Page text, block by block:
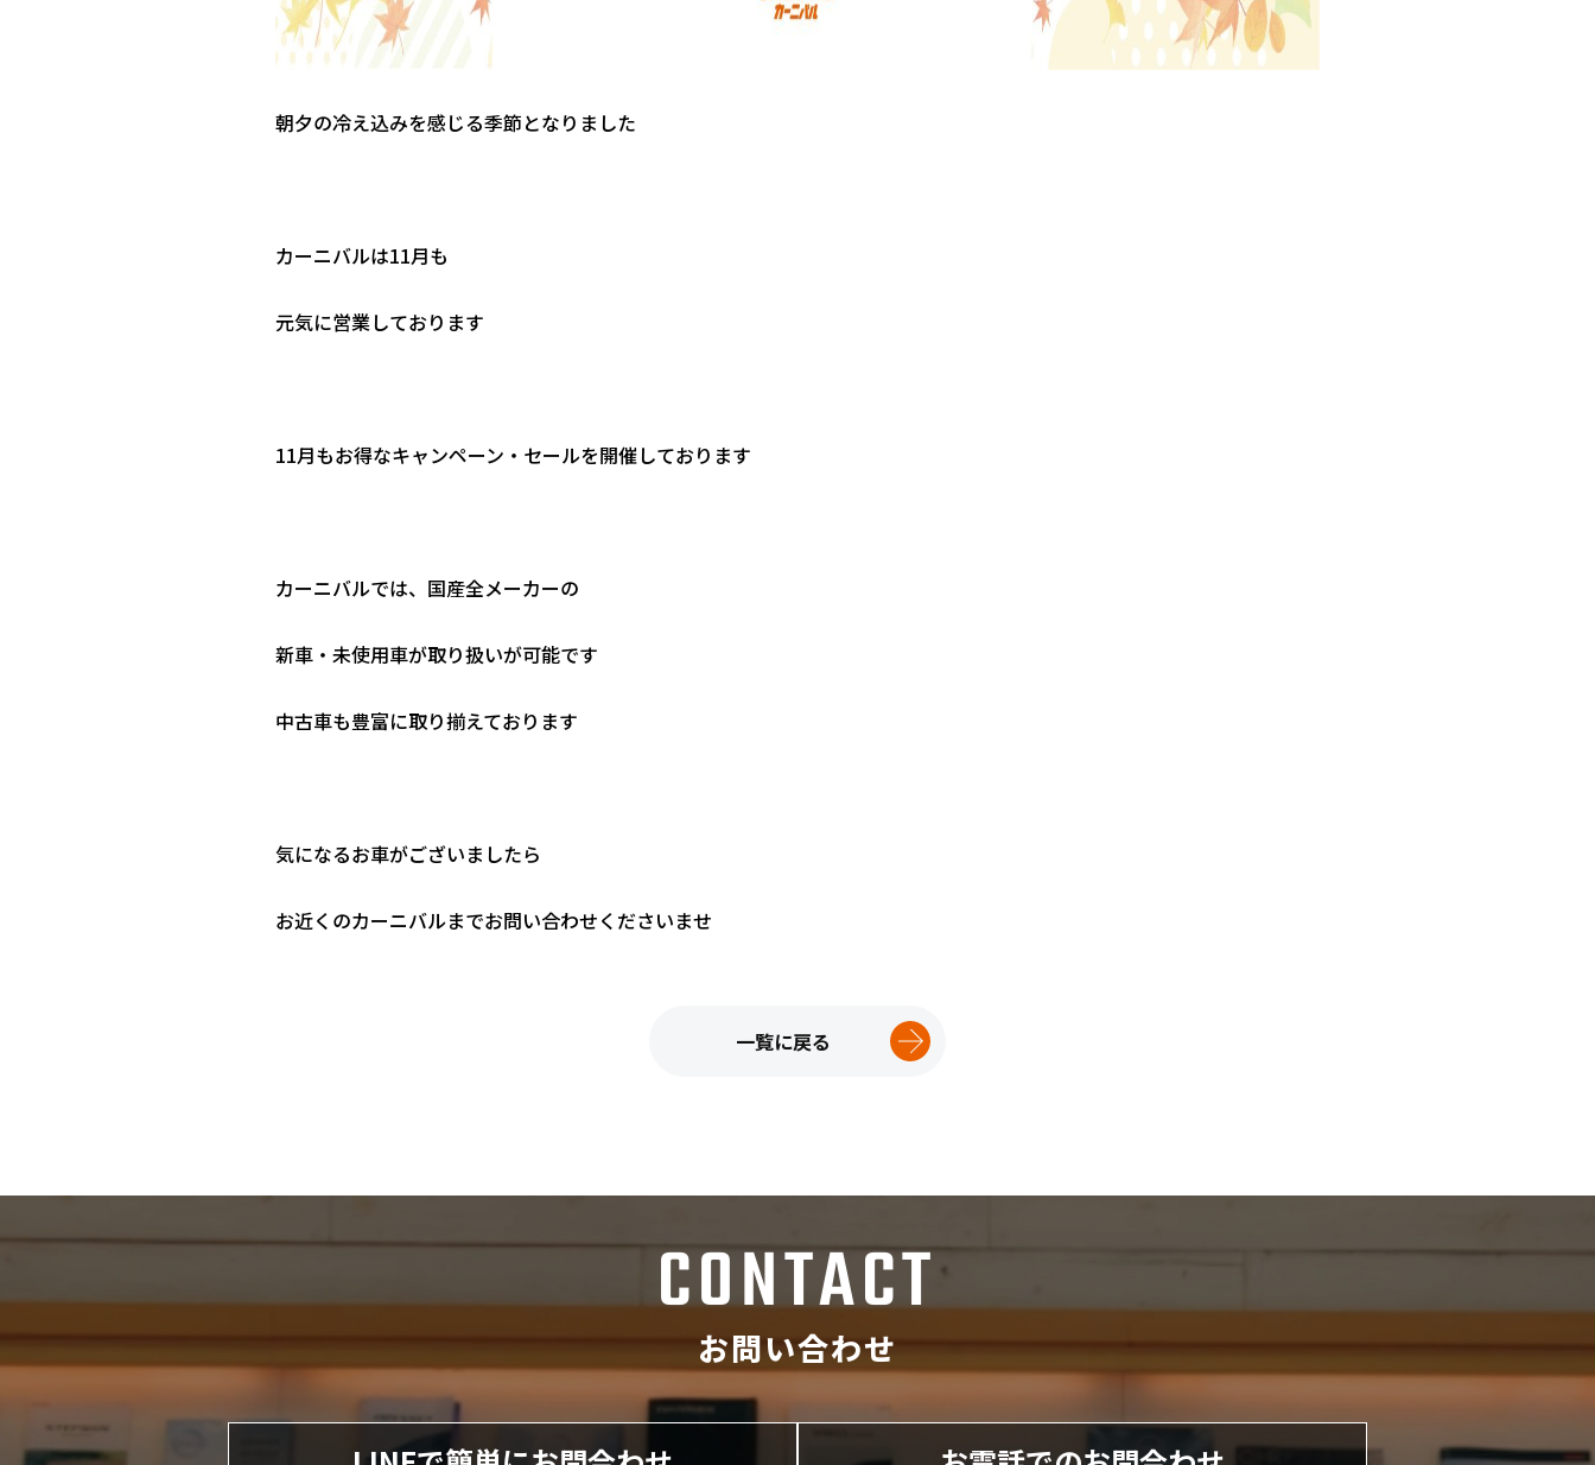
朝夕の冷え込みを感じる季節となりました
カーニバルは11月も
元気に営業しております
11月もお得なキャンペーン・セールを開催しております
カーニバルでは、国産全メーカーの
新車・未使用車が取り扱いが可能です
中古車も豊富に取り揃えております
気になるお車がございましたら
お近くのカーニバルまでお問い合わせくださいませ
一覧に戻る
CONTACT
お問い合わせ